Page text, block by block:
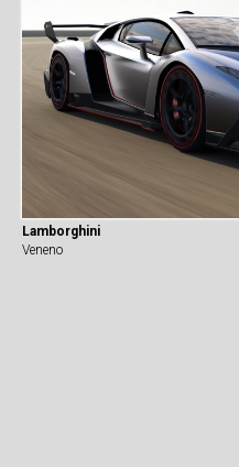
Lamborghini
Veneno